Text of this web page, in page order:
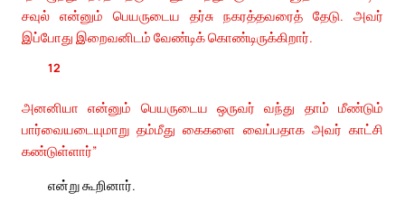
சவுல் என்னும் பெயருடைய தர்சு நகரத்தவரைத் தேடு. அவர்
இப்போது இறைவனிடம் வேண்டிக் கொண்டிருக்கிறார்.
12
அனனியா என்னும் பெயருடைய ஒருவர் வந்து தாம் மீண்டும்
பார்வையடையுமாறு தம்மீது கைகளை வைப்பதாக அவர் காட்சி
கண்டுள்ளார்”
என்று கூறினார்.